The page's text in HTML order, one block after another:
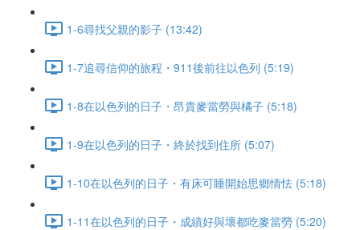
1-6尋找父親的影子 (13:42)
1-7追尋信仰的旅程・911後前往以色列 (5:19)
1-8在以色列的日子・昂貴麥當勞與橘子 (5:18)
1-9在以色列的日子・終於找到住所 (5:07)
1-10在以色列的日子・有床可睡開始思鄉情怯 (5:18)
1-11在以色列的日子・成績好與壞都吃麥當勞 (5:20)